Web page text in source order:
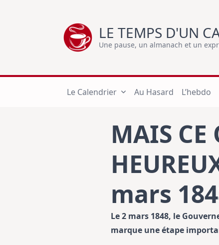
LE TEMPS D'UN
Une pause, un almanach et un
Le Calendrier Au Hasard L’hebdo
MAIS CE
mars
Le 2 mars 1848, le
marque une étape